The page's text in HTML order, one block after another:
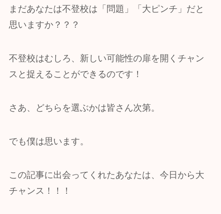
まだあなたは不登校は「問題」「大ピンチ」だと
思いますか？？？
不登校はむしろ、新しい可能性の扉を開くチャン
スと捉えることができるのです！
さあ、どちらを選ぶかは皆さん次第。
でも僕は思います。
この記事に出会ってくれたあなたは、今日から大
チャンス！！！